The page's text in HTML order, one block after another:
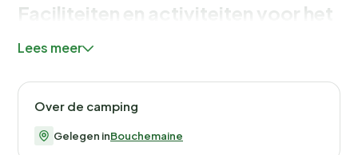
Faciliteiten en activiteiten voor het
hele gezin
faciliteiten die jouw vakantie compleet maken. Het
verwarmde zwembad is een favoriet onder de gasten,
perfect voor een duik op een warme zomerdag. Voor
de kleintjes is er een speeltuin met diverse
Lees meer
Over de camping
Gelegen inBouchemaine